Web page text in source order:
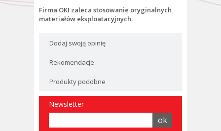
Firma OKI zaleca stosowanie oryginalnych
materiałów eksploatacyjnych.
Dodaj swoją opinię
Rekomendacje
Produkty podobne
Newsletter